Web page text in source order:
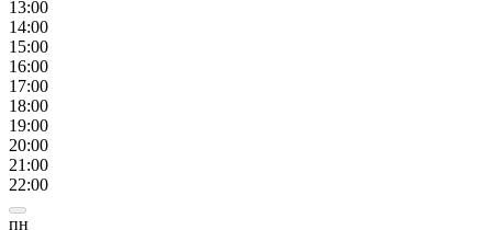
13:00
14:00
15:00
16:00
17:00
18:00
19:00
20:00
21:00
22:00
пн